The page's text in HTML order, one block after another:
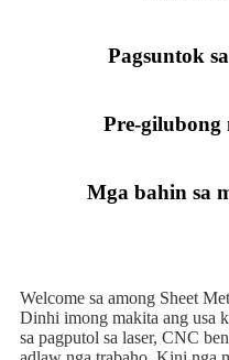
Pagsuntok
Pre-gilubong
Mga bahin sa
Welcome sa among Sheet
Dinhi imong makita ang usa
sa pagputol sa laser, CNC